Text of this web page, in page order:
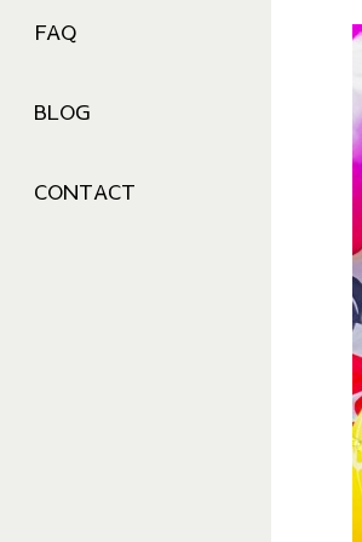
FAQ
BLOG
CONTACT